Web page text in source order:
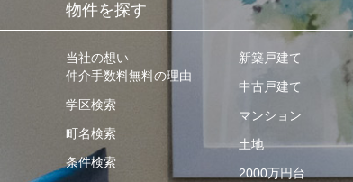
物件を探す
当社の想い
仲介手数料無料の理由
学区検索
町名検索
条件検索
新築戸建て
中古戸建て
マンション
土地
2000万円台